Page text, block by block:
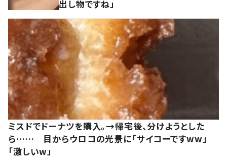
出し物ですね」
ミスドでドーナツを購入。→帰宅後、分けようとした
ら…… 目からウロコの光景に「サイコーですww」
「激しいw」